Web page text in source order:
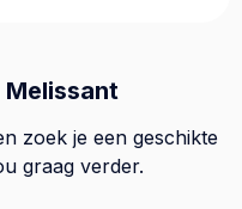
zoek je een geschikte
graag verder.